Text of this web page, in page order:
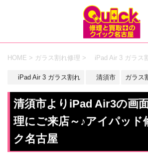
HOME > ガラス割れ修理 > iPad Air 3 ガラス
iPad Air 3 ガラス割れ 清須市 ガラス
清須市よりiPad Air3の画
理にご来店～♪アイパッド
ク名古屋